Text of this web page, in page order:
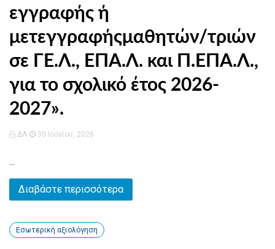
εγγραφής ή
μετεγγραφήςμαθητών/τριών
σε ΓΕ.Λ., ΕΠΑ.Λ. και Π.ΕΠΑ.Λ.,
για το σχολικό έτος 2026-
2027».
ΔΛ 30 Ιουνίου, 2026
...
Διαβάστε περισσότερα
Εσωτερική αξιολόγηση